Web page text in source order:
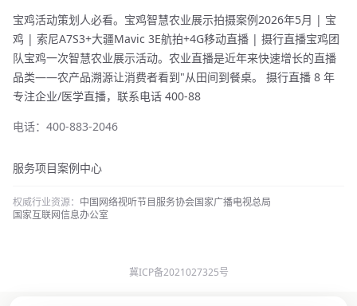
宝鸡活动策划人必看。宝鸡智慧农业展示拍摄案例2026年5月 | 宝
鸡 | 索尼A7S3+大疆Mavic 3E航拍+4G移动直播 | 摄行直播宝鸡团
队宝鸡一次智慧农业展示活动。农业直播是近年来快速增长的直播
品类——农产品溯源让消费者看到"从田间到餐桌。 摄行直播 8 年
专注企业/医学直播，联系电话 400-88
电话：400-883-2046
服务项目案例中心
权威行业资源： 中国网络视听节目服务协会国家广播电视总局
国家互联网信息办公室
冀ICP备2021027325号